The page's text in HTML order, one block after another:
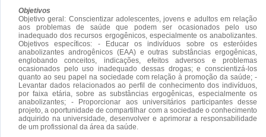
Objetivos
Objetivo geral: Conscientizar adolescentes, jovens e adultos em relação
aos problemas de saúde que podem ser ocasionados pelo uso
inadequado dos recursos ergogênicos, especialmente os anabolizantes.
Objetivos específicos: - Educar os indivíduos sobre os esteróides
anabolizantes androgênicos (EAA) e outras substâncias ergogênicas,
englobando conceitos, indicações, efeitos adversos e problemas
ocasionados pelo uso inadequado dessas drogas; e conscientizá-los
quanto ao seu papel na sociedade com relação à promoção da saúde; -
Levantar dados relacionados ao perfil de conhecimento dos indivíduos,
por faixa etária, sobre as substâncias ergogênicas, especialmente os
anabolizantes; - Proporcionar aos universitários participantes desse
projeto, a oportunidade de compartilhar com a sociedade o conhecimento
adquirido na universidade, desenvolver e aprimorar a responsabilidade
de um profissional da área da saúde.